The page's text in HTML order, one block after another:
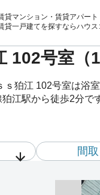
貸マンション・賃貸アパート
貸一戸建てを探すならハウス
102号室
ｓ狛江 102号室は浴
江駅から徒歩2分で
間